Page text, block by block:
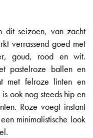
dit seizoen, van zacht
verrassend goed met
goud, rood en wit.
pastelroze ballen en
met felroze linten en
ook nog steeds hip en
Roze voegt instant
minimalistische look